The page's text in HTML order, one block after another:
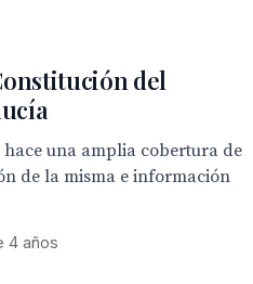
del
una amplia cobertura de
de la misma e información
4 años